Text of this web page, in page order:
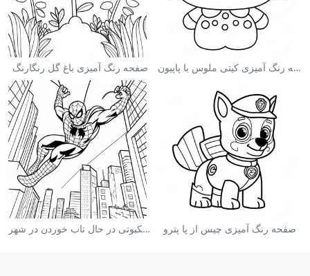
صفحه رنگ آمیزی باغ گل رنگارنگ صفحه رنگ آمیزی کیتی ملوس با پاپیون
صفحه رنگ آمیزی مرد عنکبوتی در حال تاب خوردن در شهر صفحه رنگ آمیزی چیس از پا پترو